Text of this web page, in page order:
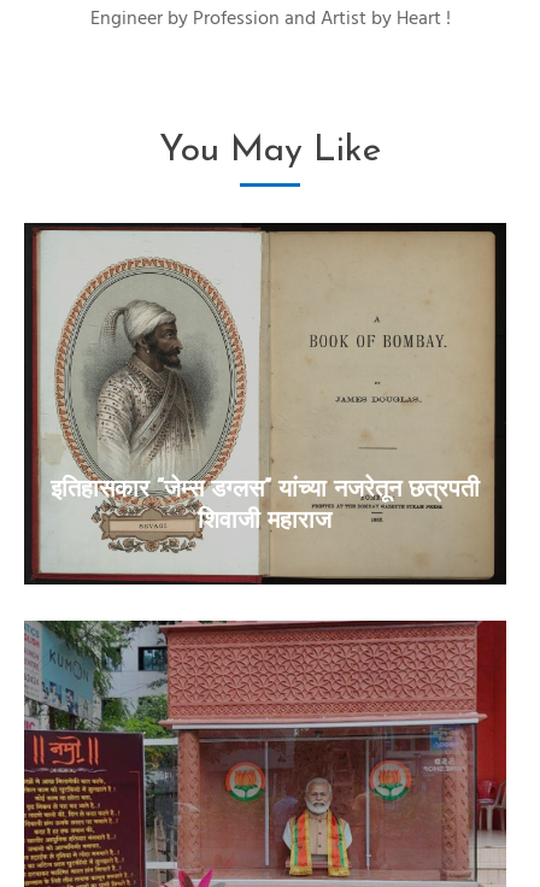
Engineer by Profession and Artist by Heart !
You May Like
इतिहासकार “जेम्स डग्लस” यांच्या नजरेतून छत्रपती
शिवाजी महाराज